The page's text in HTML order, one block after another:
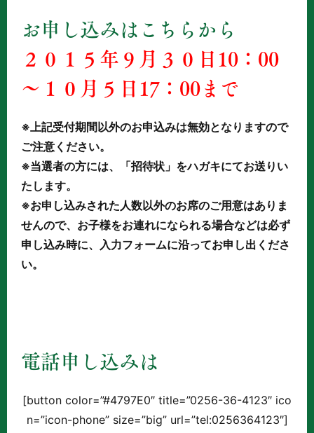
お申し込みはこちらから
２０１５年９月３０日10：00
～１０月５日17：00まで
※上記受付期間以外のお申込みは無効となりますので
ご注意ください。
※当選者の方には、「招待状」をハガキにてお送りい
たします。
※お申し込みされた人数以外のお席のご用意はありま
せんので、お子様をお連れになられる場合などは必ず
申し込み時に、入力フォームに沿ってお申し出くださ
い。
電話申し込みは
[button color=”#4797E0″ title=”0256-36-4123″ ico
n=”icon-phone” size=”big” url=”tel:0256364123″]